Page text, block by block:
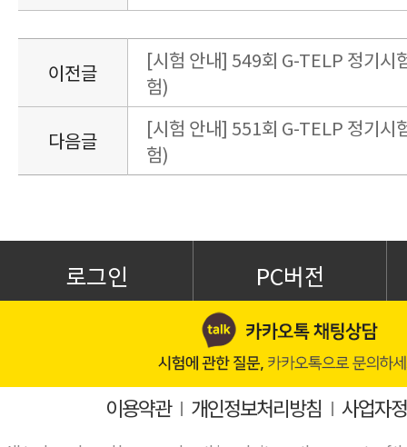
이전글
[시험 안내] 549회 G-TELP 정기
험)
다음글
[시험 안내] 551회 G-TELP 정기
험)
로그인 PC버전
이용약관I 개인정보처리방침 I 사업자